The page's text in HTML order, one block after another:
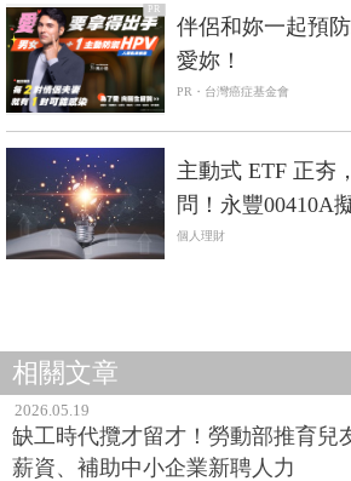
PR
伴侶和妳一起預
愛妳！
PR・台灣癌症基金會
主動式 ETF 正夯
問！永豐00410A
行親自解答
個人理財
相關文章
2026.05.19
缺工時代攬才留才！勞動部推育兒
薪資、補助中小企業新聘人力